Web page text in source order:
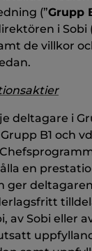
(”Grupp
i Sobi
de villkor
deltagare i
Grupp B1 och
en
ger
av Sobi eller